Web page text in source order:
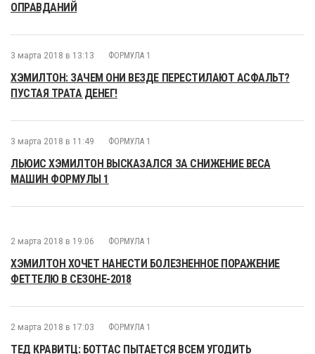
ОПРАВДАНИЙ
3 марта 2018 в 13:13 ФОРМУЛА 1
ХЭМИЛТОН: ЗАЧЕМ ОНИ ВЕЗДЕ ПЕРЕСТИЛАЮТ АСФАЛЬТ?
ПУСТАЯ ТРАТА ДЕНЕГ!
3 марта 2018 в 11:49 ФОРМУЛА 1
ЛЬЮИС ХЭМИЛТОН ВЫСКАЗАЛСЯ ЗА СНИЖЕНИЕ ВЕСА
МАШИН ФОРМУЛЫ 1
2 марта 2018 в 19:06 ФОРМУЛА 1
ХЭМИЛТОН ХОЧЕТ НАНЕСТИ БОЛЕЗНЕННОЕ ПОРАЖЕНИЕ
ФЕТТЕЛЮ В СЕЗОНЕ-2018
2 марта 2018 в 17:03 ФОРМУЛА 1
ТЕД КРАВИТЦ: БОТТАС ПЫТАЕТСЯ ВСЕМ УГОДИТЬ